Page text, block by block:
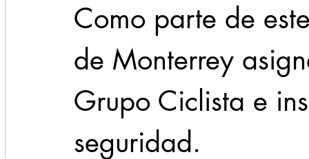
Como parte de
de Monterrey
Grupo Ciclista e
seguridad.